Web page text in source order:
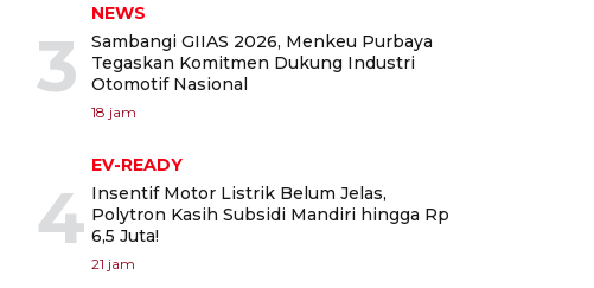
3
NEWS
Sambangi GIIAS 2026, Menkeu Purbaya
Tegaskan Komitmen Dukung Industri
Otomotif Nasional
18 jam
4
EV-READY
Insentif Motor Listrik Belum Jelas,
Polytron Kasih Subsidi Mandiri hingga Rp
6,5 Juta!
21 jam